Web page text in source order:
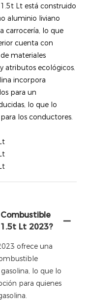
Lt está construido
aluminio liviano
carrocería, lo que
cuenta con
materiales
atributos ecológicos.
incorpora
para un
lo que lo
los conductores.
Combustible
Lt 2023?
ofrece una
lo que lo
para quienes